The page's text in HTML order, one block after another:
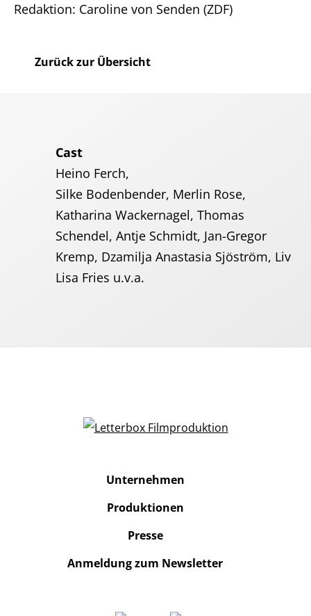
Redaktion: Caroline von Senden (ZDF)
Zurück zur Übersicht
Cast
Heino Ferch,
Silke Bodenbender, Merlin Rose,
Katharina Wackernagel, Thomas
Schendel, Antje Schmidt, Jan-Gregor
Kremp, Dzamilja Anastasia Sjöström, Liv
Lisa Fries u.v.a.
Unternehmen
Produktionen
Presse
Anmeldung zum Newsletter